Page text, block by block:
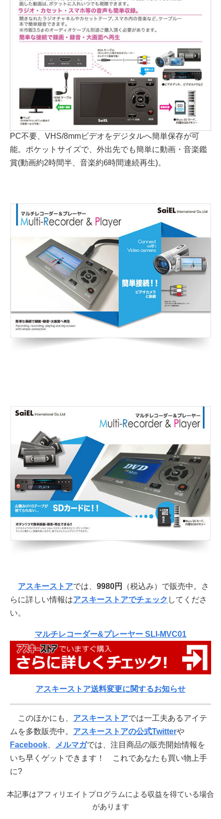
PC不要、VHS/8mmビデオをデジタルへ簡単保存が可
能。ポケットサイズで、外出先でも簡単に動画・音楽鑑
賞(動画約2時間半、音楽約6時間連続再生)。
アスキーストアでは、 9980円
（税込み）で販売中。さ
らに詳しい情報はアスキーストアでチェック してくださ
い。
マルチレコーダー&プレーヤー SLI-MVC01
アスキーストア送料変更に関するお知らせ
このほかにも、 アスキーストアでは一工夫あるアイテ
ムを多数販売中。 アスキーストアの公式Twitterや
Facebook
メルマガでは、注目商品の販売開始情報を
いち早くゲットできます！ これであなたも買い物上手
に?
本記事はアフィリエイトプログラムによる収益を得ている場合
があります